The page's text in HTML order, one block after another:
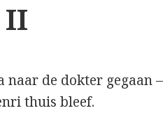
II
naar de dokter gegaan
thuis bleef.